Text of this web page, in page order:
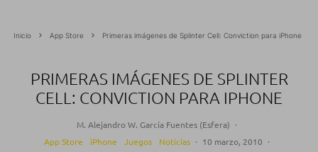
Inicio App Store Primeras imágenes de Splinter Cell: Conviction para iPhone
PRIMERAS IMÁGENES DE SPLINTER
CELL: CONVICTION PARA IPHONE
M. Alejandro W. García Fuentes (Esfera) ·
App Store
iPhone Juegos Noticias · 10 marzo, 2010 ·